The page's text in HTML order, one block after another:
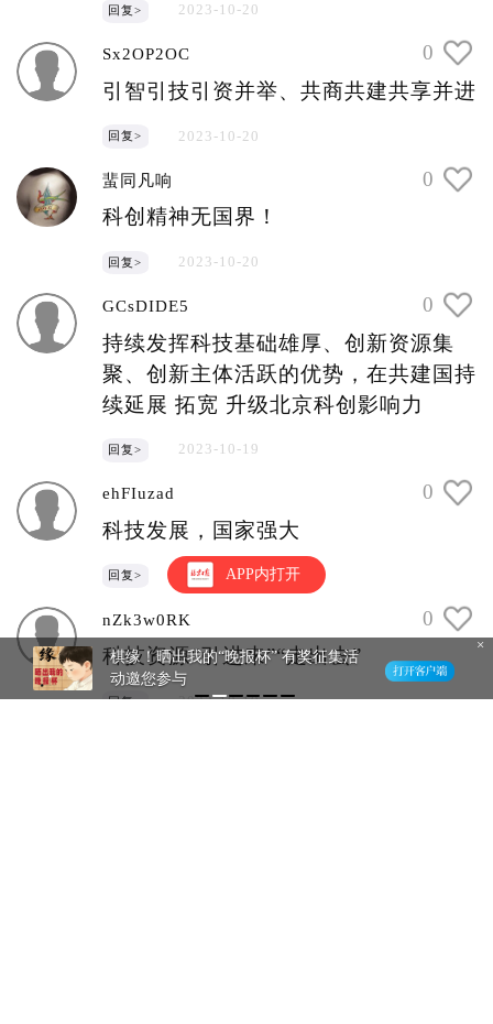
回复> 2023-10-20
Sx2OP2OC
0
引智引技引资并举、共商共建共享并进
回复> 2023-10-20
蜚同凡响
0
科创精神无国界！
回复> 2023-10-20
GCsDIDE5
0
持续发挥科技基础雄厚、创新资源集
聚、创新主体活跃的优势，在共建国持
续延展 拓宽 升级北京科创影响力
回复> 2023-10-19
ehFIuzad
0
科技发展，国家强大
回复> 2023-10-19
nZk3w0RK
0
科技资源“引进来”“走出去”
回复> 2023-10-19
APP内打开
棋缘！晒出我的“晚报杯” 有奖征集活
动邀您参与